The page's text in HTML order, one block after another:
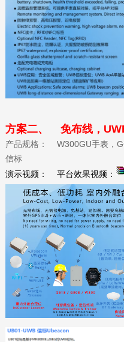
方案二、 免布线，
产品规格： W300GU手表，
信标
演示视频： 平台效果视频：